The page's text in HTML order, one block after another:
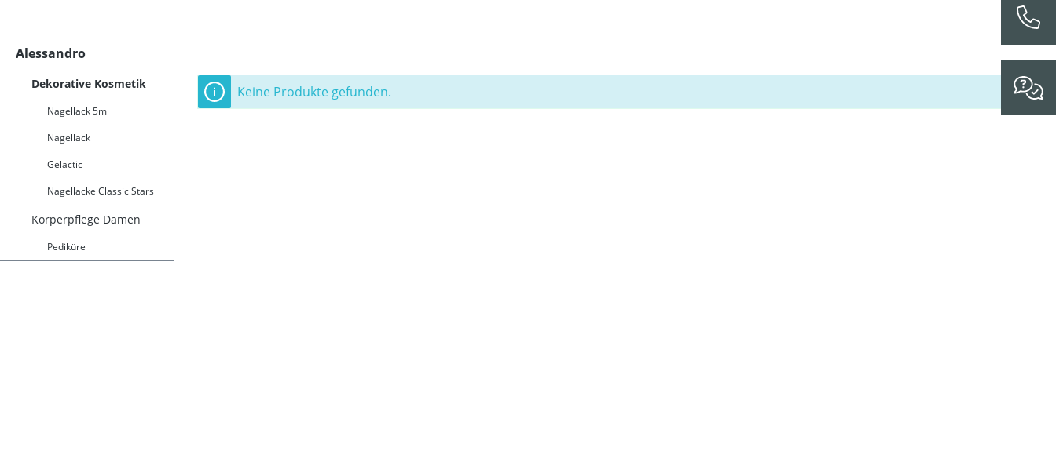
Alessandro
Dekorative Kosmetik
Nagellack 5ml
Nagellack
Gelactic
Nagellacke Classic Stars
Körperpflege Damen
Pediküre
Keine Produkte gefunden.